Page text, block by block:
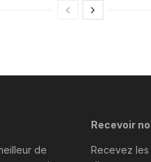
de
Recevoir
Recevez les